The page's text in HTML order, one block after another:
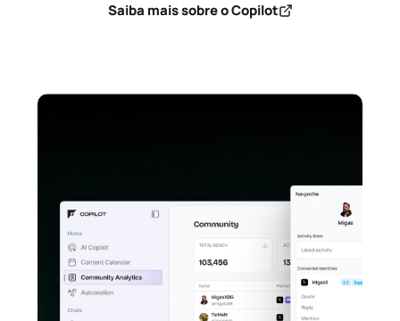
Saiba mais sobre o Copilot